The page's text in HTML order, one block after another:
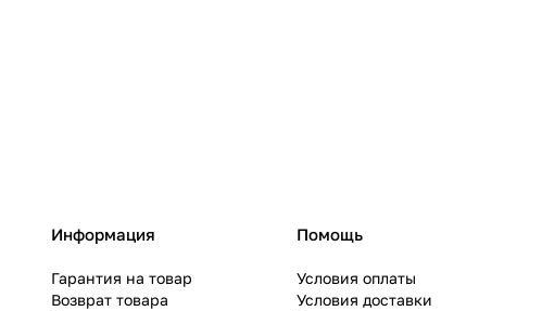
Информация
Гарантия на товар
Возврат товара
Помощь
Условия оплаты
Условия доставки